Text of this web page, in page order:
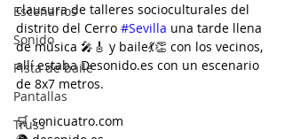
Escenarios
Sonido
Pista de baile
Pantallas
Truss
clausura de talleres socioculturales del
distrito del Cerro #Sevilla una tarde llena
de música 🎤🎸 y baile💃👏 con los vecinos,
allí estaba Desonido.es con un escenario
de 8x7 metros.
🛒 sonicuatro.com